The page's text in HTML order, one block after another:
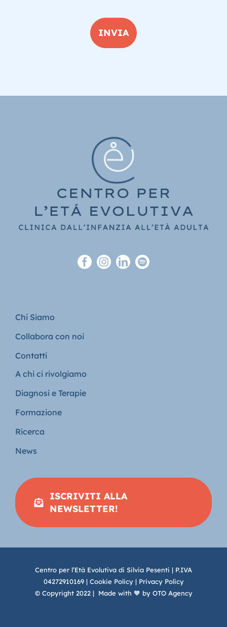
INVIA
Chi Siamo
Collabora con noi
Contatti
A chi ci rivolgiamo
Diagnosi e Terapie
Formazione
Ricerca
News
ISCRIVITI ALLA
NEWSLETTER!
Centro per l’Età Evolutiva di Silvia Pesenti | P.IVA
04272910169 | Cookie Policy| Privacy Policy
© Copyright 2022 | Made with 🧡 by OTO Agency